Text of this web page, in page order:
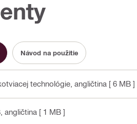
Návod na použitie
technológie , angličtina [ 6 MB ]
, angličtina [ 1 MB ]